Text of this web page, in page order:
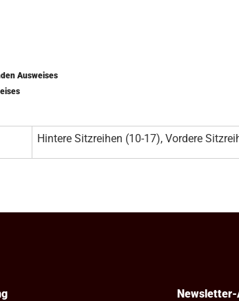
Ausweises
Hintere Sitzreihen (10-17), Vordere
Newsletter-